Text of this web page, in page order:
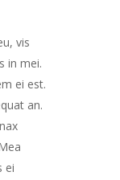
vis
in mei.
ei est.
an.
ei